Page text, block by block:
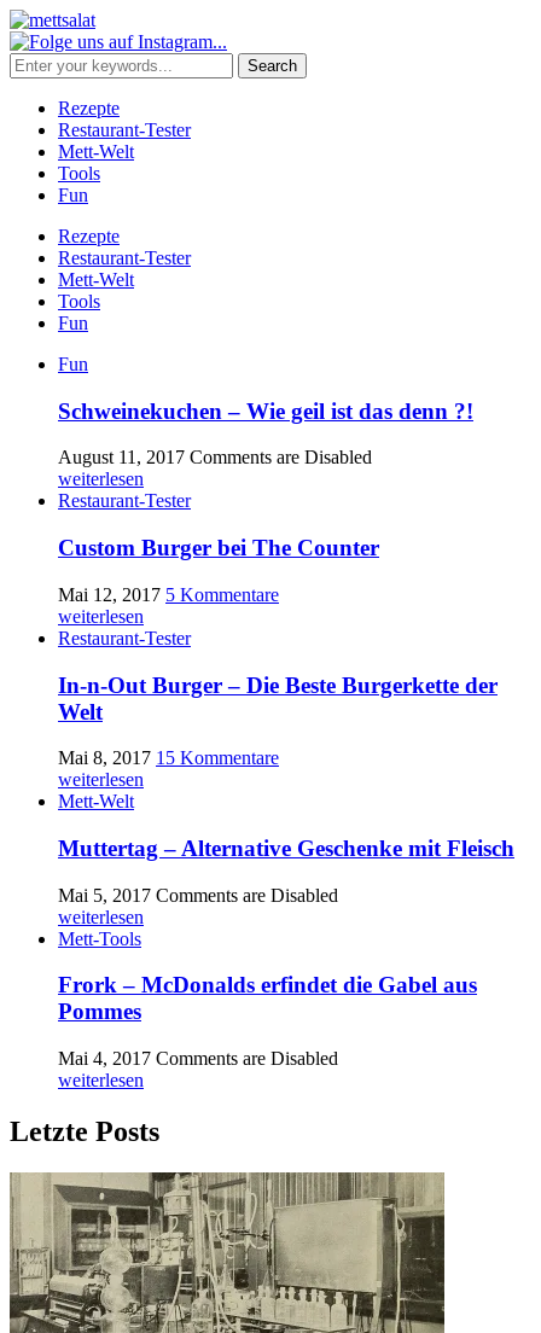
Rezepte
Restaurant-Tester
Mett-Welt
Tools
Fun
Rezepte
Restaurant-Tester
Mett-Welt
Tools
Fun
Fun
Schweinekuchen – Wie geil ist das denn ?!
August 11, 2017 Comments are Disabled
weiterlesen
Restaurant-Tester
Custom Burger bei The Counter
Mai 12, 2017 5 Kommentare
weiterlesen
Restaurant-Tester
In-n-Out Burger – Die Beste Burgerkette der
Welt
Mai 8, 2017 15 Kommentare
weiterlesen
Mett-Welt
Muttertag – Alternative Geschenke mit Fleisch
Mai 5, 2017 Comments are Disabled
weiterlesen
Mett-Tools
Frork – McDonalds erfindet die Gabel aus
Pommes
Mai 4, 2017 Comments are Disabled
weiterlesen
Letzte Posts